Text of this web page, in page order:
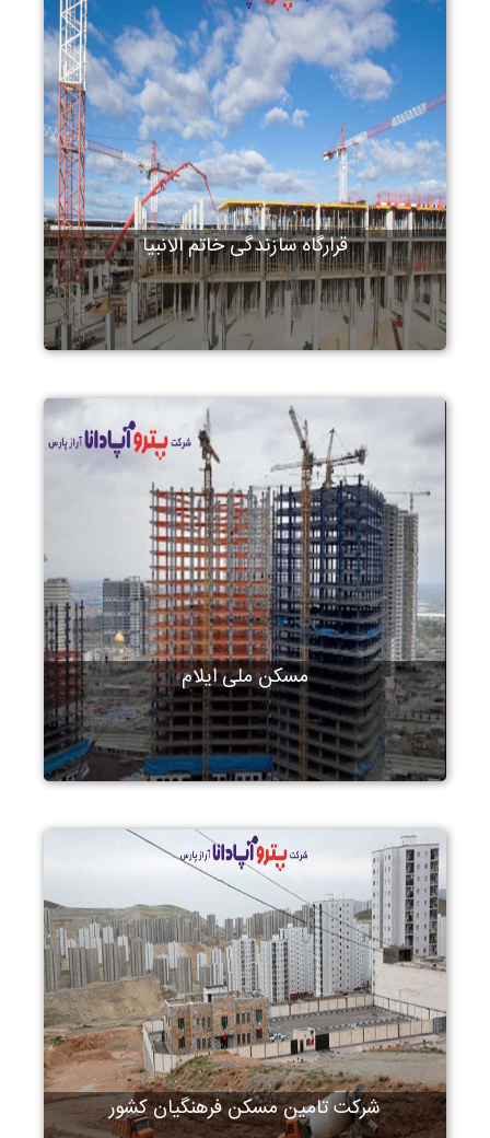
قرارگاه سازندگی خاتم الانبیا
مسکن ملی ایلام
شرکت تامین مسکن فرهنگیان کشور